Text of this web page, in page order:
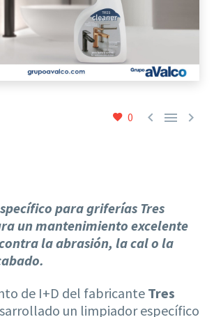
0   
para griferías Tres
unmantenimiento excelente
la abrasión, la cal o la
de I+D del fabricante Tres
un limpiador específico